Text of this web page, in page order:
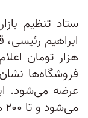
ستاد تنظیم
هزار تومان
فروشگاه‌ها
می‌شود و تا ۲۰۰ هزار تومان هم می‌رسد.